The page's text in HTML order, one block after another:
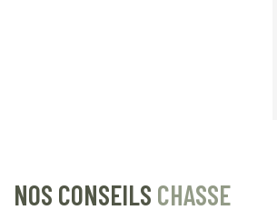
NOS CONSEILS CHASSE